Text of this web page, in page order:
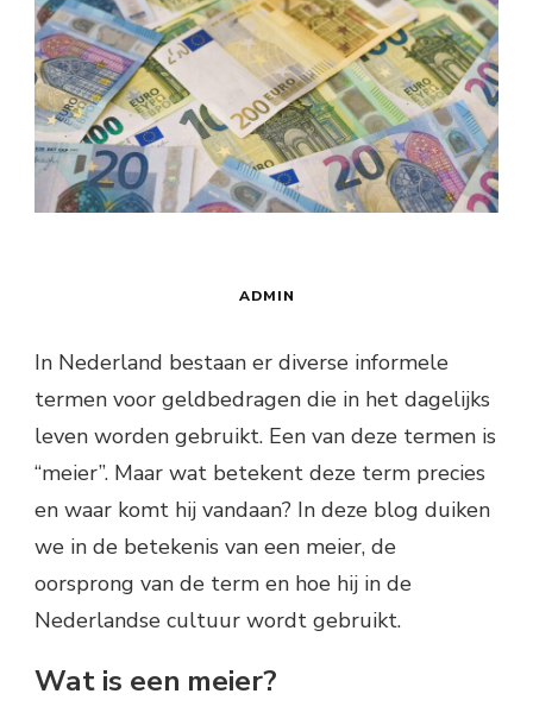
ADMIN
In Nederland bestaan er diverse informele
termen voor geldbedragen die in het dagelijks
leven worden gebruikt. Een van deze termen is
“meier”. Maar wat betekent deze term precies
en waar komt hij vandaan? In deze blog duiken
we in de betekenis van een meier, de
oorsprong van de term en hoe hij in de
Nederlandse cultuur wordt gebruikt.
Wat is een meier?